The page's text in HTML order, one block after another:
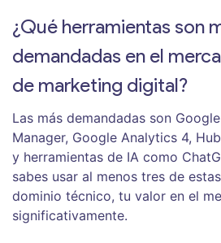
¿Qué herramientas son
demandadas en el
de marketing digital?
Las más demandadas son
Manager, Google Analytics 4,
y herramientas de IA como
sabes usar al menos tres de
dominio técnico, tu valor en el
significativamente.